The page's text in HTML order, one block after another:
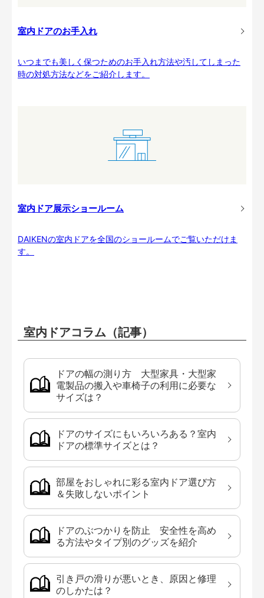
室内ドアのお手入れ
いつまでも美しく保つためのお手入れ方法や汚してしまった
時の対処方法などをご紹介します。
室内ドア展示ショールーム
DAIKENの室内ドアを全国のショールームでご覧いただけま
す。
室内ドアコラム（記事）
ドアの幅の測り方 大型家具・大型家
電製品の搬入や車椅子の利用に必要な
サイズは？
ドアのサイズにもいろいろある？室内
ドアの標準サイズとは？
部屋をおしゃれに彩る室内ドア選び方
＆失敗しないポイント
ドアのぶつかりを防止 安全性を高め
る方法やタイプ別のグッズを紹介
引き戸の滑りが悪いとき、原因と修理
のしかたは？